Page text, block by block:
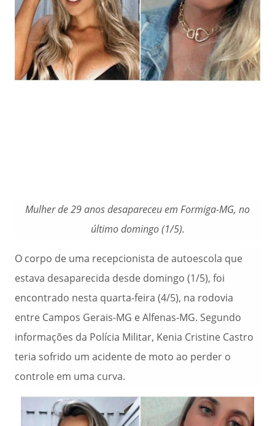
Mulher de 29 anos desapareceu em Formiga-MG, no
último domingo (1/5).
O corpo de uma recepcionista de autoescola que
estava desaparecida desde domingo (1/5), foi
encontrado nesta quarta-feira (4/5), na rodovia
entre Campos Gerais-MG e Alfenas-MG. Segundo
informações da Polícia Militar, Kenia Cristine Castro
teria sofrido um acidente de moto ao perder o
controle em uma curva.